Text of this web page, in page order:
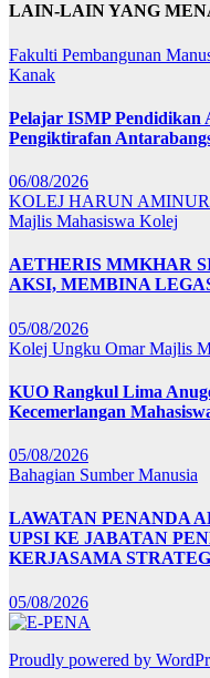
LAIN-LAIN YANG
Fakulti Pembangunan
Kanak
Pelajar ISMP Pendidikan
Pengiktirafan
06/08/2026
KOLEJ HARUN
Majlis Mahasiswa Kolej
AETHERIS MMKHAR
AKSI, MEMBINA
05/08/2026
Kolej Ungku OmarMajlis
KUO Rangkul Lima
Kecemerlangan
05/08/2026
Bahagian Sumber Manusia
LAWATAN PENANDA
UPSI KE JABATAN
KERJASAMA
05/08/2026
Proudly powered by